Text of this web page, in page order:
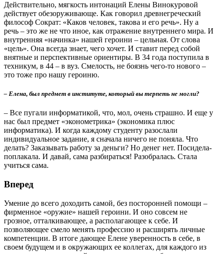
Действительно, мягкость интонаций Елены Винокуровой
действует обезоруживающе. Как говорил древнегреческий
философ Сократ: «Каков человек, такова и его речь». Ну а
речь – это же не что иное, как отражение внутреннего мира. И
внутренняя «начинка» нашей героини – цельная. От слова
«цель». Она всегда знает, чего хочет. И ставит перед собой
внятные и перспективные ориентиры. В 34 года поступила в
техникум, в 44 – в вуз. Смелость, не боязнь чего-то нового –
это тоже про нашу героиню.
– Елена, был предмет в институте, который вы терпеть не могли?
– Все пугали информатикой, что, мол, очень страшно. И еще у
нас был предмет «эконометрика» (экономика плюс
информатика). И когда каждому студенту разослали
индивидуальное задание, я сначала ничего не поняла. Что
делать? Заказывать работу за деньги? Но денег нет. Посидела-
поплакала. И давай, сама разбираться! Разобралась. Стала
учиться сама.
Вперед
Умение до всего доходить самой, без посторонней помощи –
фирменное «оружие» нашей героини. И оно совсем не
грозное, отталкивающее, а располагающее к себе. И
позволяющее смело менять профессию и расширять личные
компетенции. В итоге дающее Елене уверенность в себе, в
своем будущем и в окружаю­щих ее коллегах, для каждого из